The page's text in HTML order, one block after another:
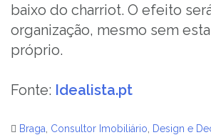
baixo do charriot. O efeito
organização, mesmo sem
próprio.
Fonte: Idealista.pt
Braga Consultor Imobiliário Design e